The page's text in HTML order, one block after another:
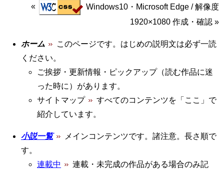
Windows10・Microsoft Edge / 解像度
1920×1080 作成・確認
ホーム
このページです。はじめの説明文は必ず一読
ください。
ご挨拶・更新情報・ピックアップ（読む作品に迷
った時に）があります。
サイトマップ
すべてのコンテンツを「ここ」で
紹介しています。
小説一覧
メインコンテンツです。諸注意。長さ順で
す。
連載中
連載・未完成の作品がある場合のみ記